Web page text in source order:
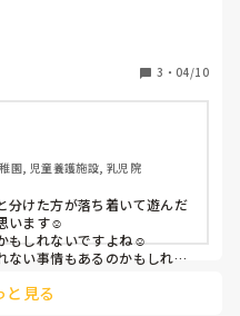
たら周りが気にならなく
のですが変わったばかり
また遊びもコーナー遊びを
るか教えてほしいです。
3 ・ 04/10
園, 児童養護施設, 乳児院
分けた方が落ち着いて遊んだ
います☺️
もしれないですよね☺️
ない事情もあるのかもしれな
ナー遊びはすぐ実施できそう
と見る